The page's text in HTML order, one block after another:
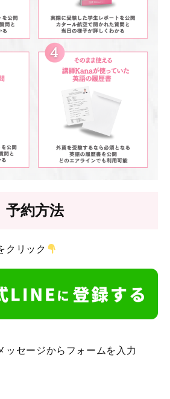
予約方法
クリック
ッセージからフォームを入力